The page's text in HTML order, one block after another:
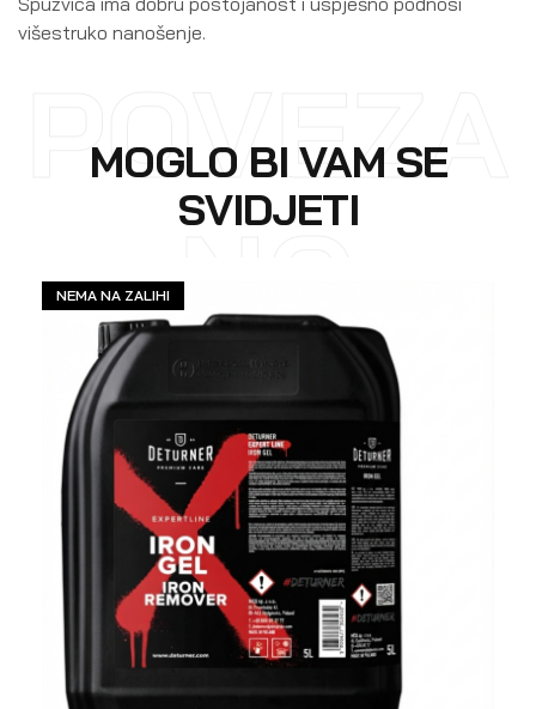
višestruko nanošenje.
MOGLO BI VAM SE
SVIDJETI
POVEZA
NO
NEMA NA ZALIHI